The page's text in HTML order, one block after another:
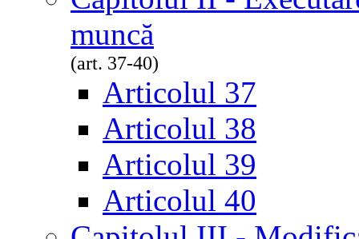
muncă
(art. 37-40)
Articolul 37
Articolul 38
Articolul 39
Articolul 40